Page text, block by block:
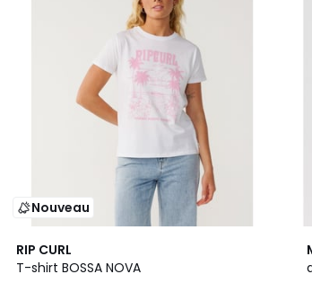
Nouveau
RIP CURL
T-shirt BOSSA NOVA
2
Couleurs
2